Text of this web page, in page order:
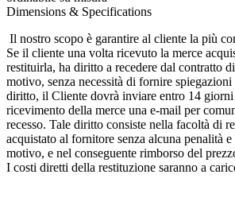
Dimensions & Specifications
Il nostro scopo è garantire al cliente la più
Se il cliente una volta ricevuto la merce
restituirla, ha diritto a recedere dal contratto
motivo, senza necessità di fornire spiegazioni
diritto, il Cliente dovrà inviare entro 14 giorni
ricevimento della merce una e-mail per
recesso. Tale diritto consiste nella facoltà di
acquistato al fornitore senza alcuna penalità
motivo, e nel conseguente rimborso del
I costi diretti della restituzione saranno a